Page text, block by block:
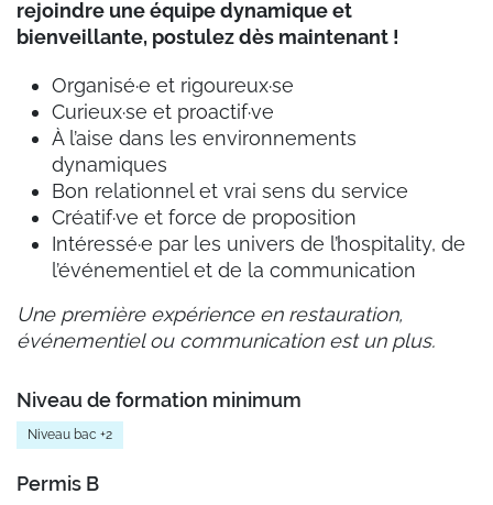
rejoindre une équipe dynamique et
bienveillante, postulez dès maintenant !
Organisé·e et rigoureux·se
Curieux·se et proactif·ve
À l’aise dans les environnements
dynamiques
Bon relationnel et vrai sens du service
Créatif·ve et force de proposition
Intéressé·e par les univers de l’hospitality, de
l’événementiel et de la communication
Une première expérience en restauration,
événementiel ou communication est un plus.
Niveau de formation minimum
Niveau bac +2
Permis B